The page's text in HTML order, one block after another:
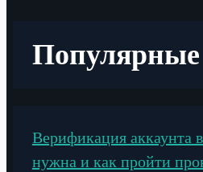
Популярные
Верификация аккаунта
нужна и как пройти